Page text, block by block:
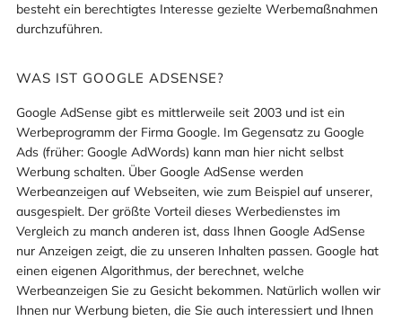
besteht ein berechtigtes Interesse gezielte Werbemaßnahmen
durchzuführen.
WAS IST GOOGLE ADSENSE?
Google AdSense gibt es mittlerweile seit 2003 und ist ein
Werbeprogramm der Firma Google. Im Gegensatz zu Google
Ads (früher: Google AdWords) kann man hier nicht selbst
Werbung schalten. Über Google AdSense werden
Werbeanzeigen auf Webseiten, wie zum Beispiel auf unserer,
ausgespielt. Der größte Vorteil dieses Werbedienstes im
Vergleich zu manch anderen ist, dass Ihnen Google AdSense
nur Anzeigen zeigt, die zu unseren Inhalten passen. Google hat
einen eigenen Algorithmus, der berechnet, welche
Werbeanzeigen Sie zu Gesicht bekommen. Natürlich wollen wir
Ihnen nur Werbung bieten, die Sie auch interessiert und Ihnen